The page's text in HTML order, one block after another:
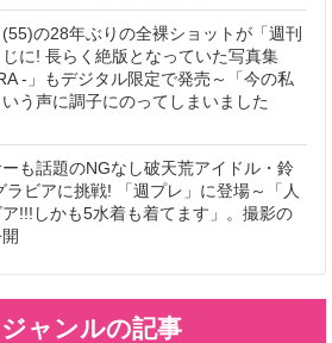
の28年ぶりの全裸ショットが「週刊
に! 長らく絶版となっていた写真集
-」もデジタル限定で発売～「今の私
う声に調子にのってしまいました
も話題のNGなし破天荒アイドル・鈴
ラビアに挑戦! 「週プレ」に登場～「人
!!!しかも5水着も着てます」。撮影の
ャンルの記事